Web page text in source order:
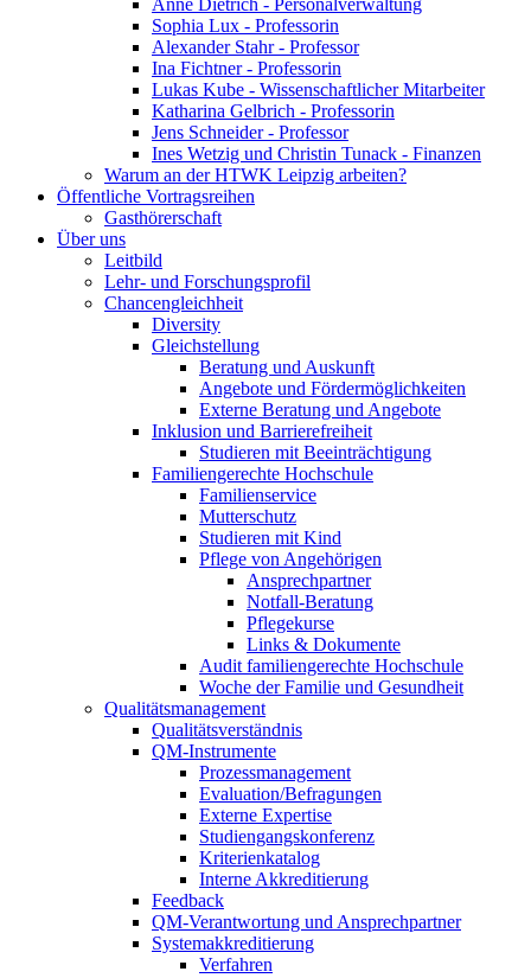
Sophia Lux - Professorin
Alexander Stahr - Professor
Ina Fichtner - Professorin
Lukas Kube - Wissenschaftlicher Mitarbeiter
Katharina Gelbrich - Professorin
Jens Schneider - Professor
Ines Wetzig und Christin Tunack - Finanzen
Warum an der HTWK Leipzig arbeiten?
Öffentliche Vortragsreihen
Gasthörerschaft
Über uns
Leitbild
Lehr- und Forschungsprofil
Chancengleichheit
Diversity
Gleichstellung
Beratung und Auskunft
Angebote und Fördermöglichkeiten
Externe Beratung und Angebote
Inklusion und Barrierefreiheit
Studieren mit Beeinträchtigung
Familiengerechte Hochschule
Familienservice
Mutterschutz
Studieren mit Kind
Pflege von Angehörigen
Ansprechpartner
Notfall-Beratung
Pflegekurse
Links & Dokumente
Audit familiengerechte Hochschule
Woche der Familie und Gesundheit
Qualitätsmanagement
Qualitätsverständnis
QM-Instrumente
Prozessmanagement
Evaluation/Befragungen
Externe Expertise
Studiengangskonferenz
Kriterienkatalog
Interne Akkreditierung
Feedback
QM-Verantwortung und Ansprechpartner
Systemakkreditierung
Verfahren